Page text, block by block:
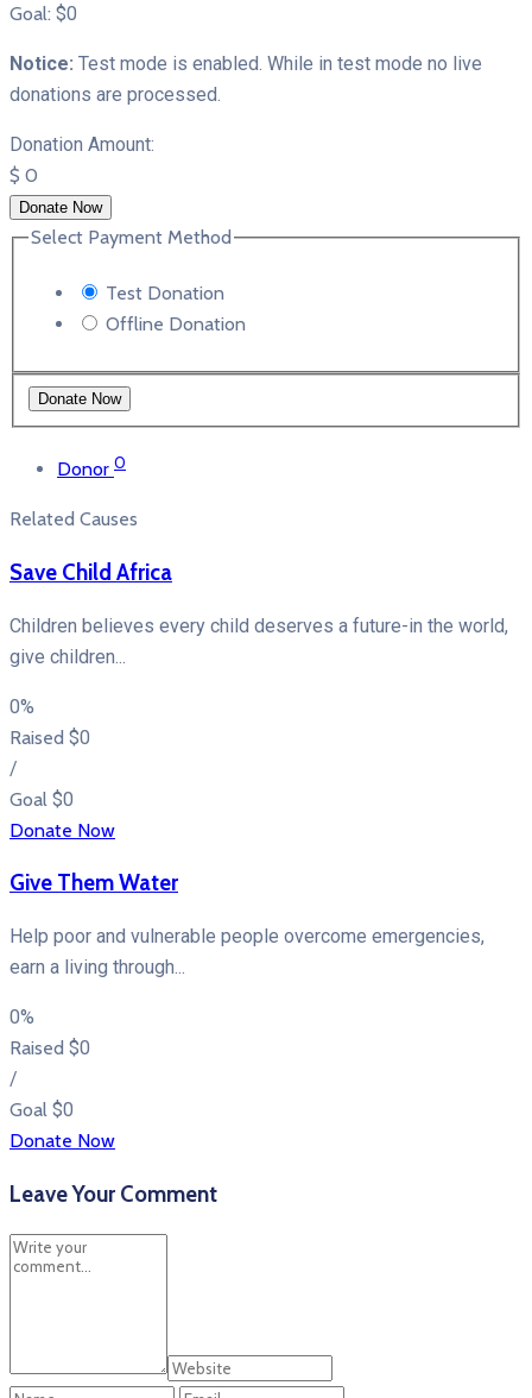
Goal: $0
Notice: Test mode is enabled. While in test mode no live
donations are processed.
Donation Amount:
$ 0
Donate Now
Select Payment Method
Test Donation
Offline Donation
Donor 0
Related Causes
Save Child Africa
Children believes every child deserves a future-in the world,
give children...
0%
Raised $0
/
Goal $0
Donate Now
Give Them Water
Help poor and vulnerable people overcome emergencies,
earn a living through...
0%
Raised $0
/
Goal $0
Donate Now
Leave Your Comment